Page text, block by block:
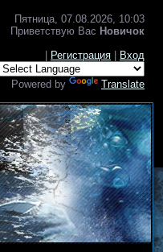
Пятница, 07.08.2026, 10:03
Приветствую Вас Новичок
Регистрация Вход
Powered by Translate